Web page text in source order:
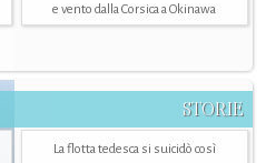
e vento dalla Corsica a Okinawa
STORIE
La flotta tedesca si suicidò così